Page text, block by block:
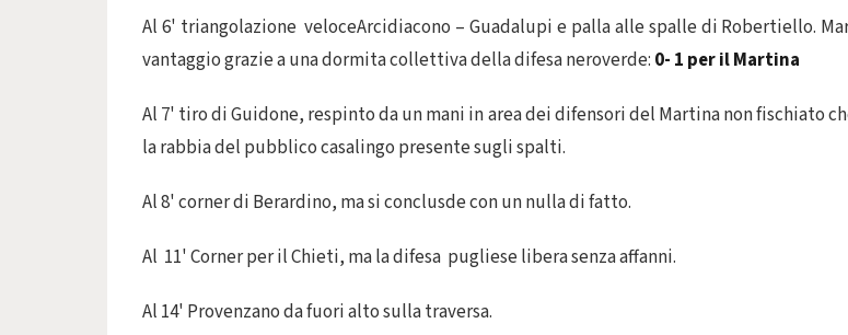
Al 6' triangolazione veloceArcidiacono – Guadalupi e palla alle spalle di Robertiello.
vantaggio grazie a una dormita collettiva della difesa neroverde: 0- 1 per il Martina
Al 7' tiro di Guidone, respinto da un mani in area dei difensori del Martina non fischiato
la rabbia del pubblico casalingo presente sugli spalti.
Al 8' corner di Berardino, ma si conclusde con un nulla di fatto.
Al 11' Corner per il Chieti, ma la difesa pugliese libera senza affanni.
Al 14' Provenzano da fuori alto sulla traversa.